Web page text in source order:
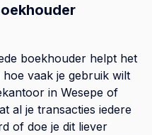
boekhouder helpt het
vaak je gebruik wilt
in Wesepe of
al je transacties iedere
of doe je dit liever